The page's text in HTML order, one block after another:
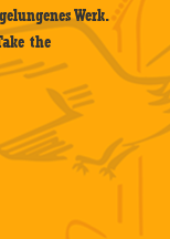
Werk.
the